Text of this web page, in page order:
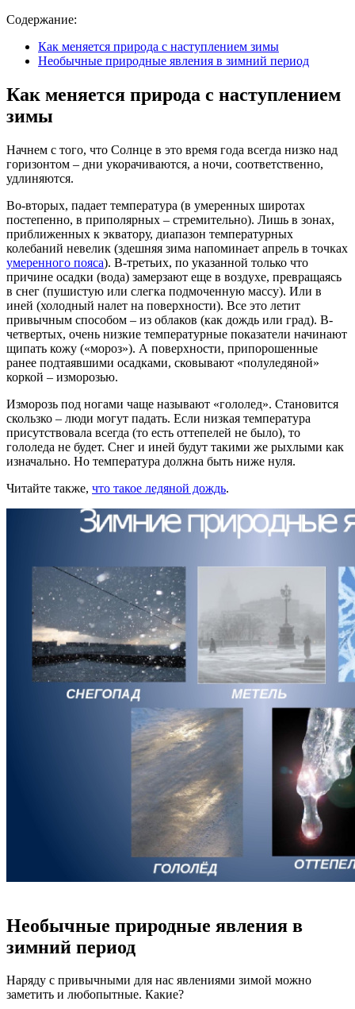
Содержание:
Как меняется природа с наступлением зимы
Необычные природные явления в зимний период
Как меняется природа с наступлением
зимы
Начнем с того, что Солнце в это время года всегда низко над
горизонтом – дни укорачиваются, а ночи, соответственно,
удлиняются.
Во-вторых, падает температура (в умеренных широтах
постепенно, в приполярных – стремительно). Лишь в зонах,
приближенных к экватору, диапазон температурных
колебаний невелик (здешняя зима напоминает апрель в точках
умеренного пояса). В-третьих, по указанной только что
причине осадки (вода) замерзают еще в воздухе, превращаясь
в снег (пушистую или слегка подмоченную массу). Или в
иней (холодный налет на поверхности). Все это летит
привычным способом – из облаков (как дождь или град). В-
четвертых, очень низкие температурные показатели начинают
щипать кожу («мороз»). А поверхности, припорошенные
ранее подтаявшими осадками, сковывают «полуледяной»
коркой – изморозью.
Изморозь под ногами чаще называют «гололед». Становится
скользко – люди могут падать. Если низкая температура
присутствовала всегда (то есть оттепелей не было), то
гололеда не будет. Снег и иней будут такими же рыхлыми как
изначально. Но температура должна быть ниже нуля.
Читайте также, что такое ледяной дождь.
Необычные природные явления в
зимний период
Наряду с привычными для нас явлениями зимой можно
заметить и любопытные. Какие?